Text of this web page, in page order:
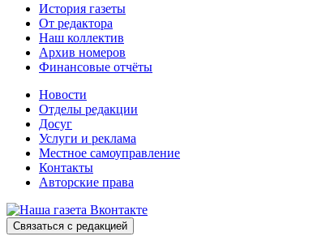
История газеты
От редактора
Наш коллектив
Архив номеров
Финансовые отчёты
Новости
Отделы редакции
Досуг
Услуги и реклама
Местное самоуправление
Контакты
Авторские права
Связаться с редакцией